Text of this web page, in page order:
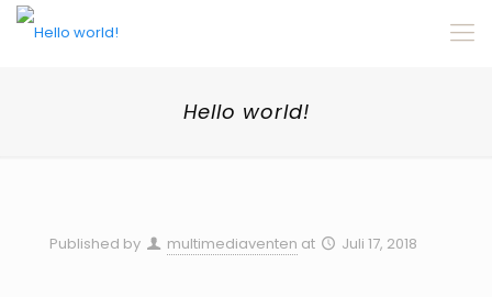
Hello world!
Published by multimediaventen at Juli 17, 2018